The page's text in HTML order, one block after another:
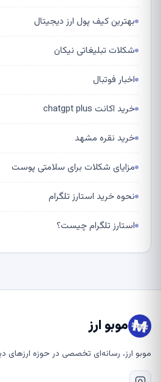
بهترین کیف پول ارز دیجیتال
شکلات تبلیغاتی نیکان
اخبار فوتبال
خرید اکانت chatgpt plus
خرید نقره مشهد
مزایای شکلات برای سلامتی پوست
نحوه خرید استارز تلگرام
استارز تلگرام چیست؟
موبو ارز
موبو ارز، رسانه‌ای تخصصی در حوزه ارزهای